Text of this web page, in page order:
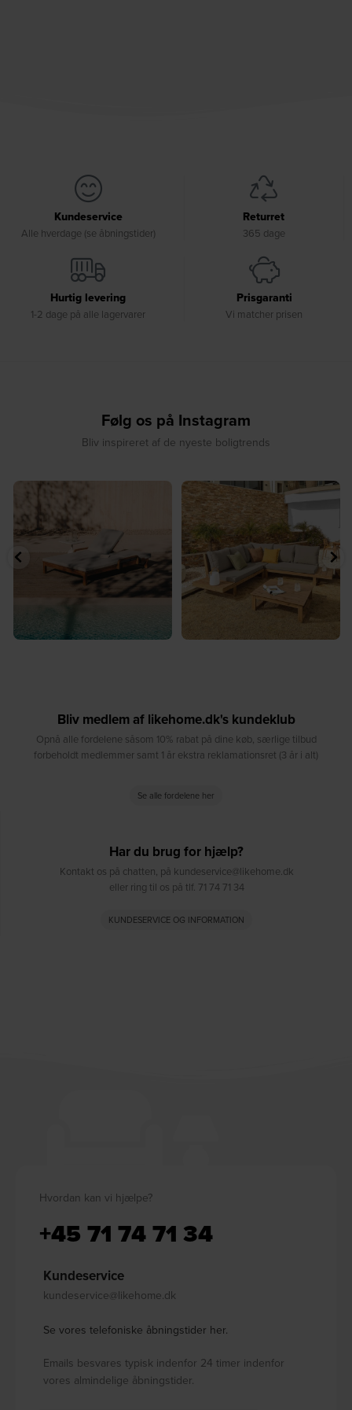
Kundeservice
Alle hverdage (se åbningstider)
Returret
365 dage
Hurtig levering
1-2 dage på alle lagervarer
Prisgaranti
Vi matcher prisen
Følg os på Instagram
Bliv inspireret af de nyeste boligtrends
☀️ Sommerens favorit til terrassen ☀️⁠
8 0
☀️ Sommerens naturlige
samlingspunkt⁠
8 0
Bliv medlem af likehome.dk's kundeklub
Opnå alle fordelene såsom 10% rabat på dine køb, særlige tilbud
forbeholdt medlemmer samt 1 år ekstra reklamationsret (3 år i alt)
Se alle fordelene her
Har du brug for hjælp?
Kontakt os på chatten, på kundeservice@likehome.dk
eller ring til os på tlf. 71 74 71 34
KUNDESERVICE OG INFORMATION
Hvordan kan vi hjælpe?
+45 71 74 71 34
Kundeservice
kundeservice@likehome.dk
Se vores telefoniske åbningstider her.
Emails besvares typisk indenfor 24 timer indenfor
vores almindelige åbningstider.